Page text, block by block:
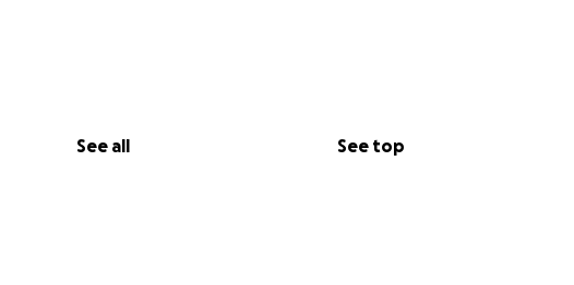
See all See top